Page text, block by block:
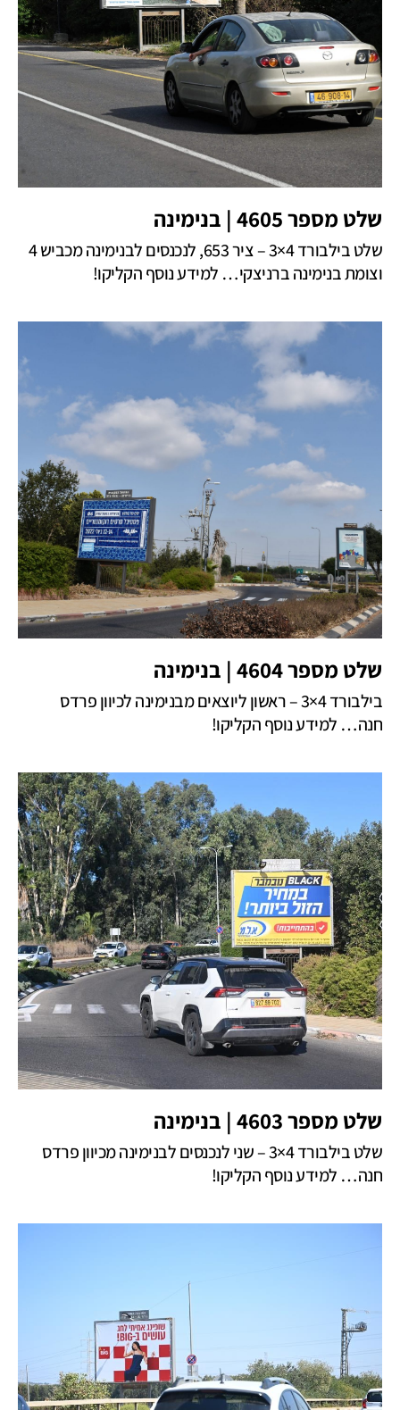
שלט מספר 4605 | בנימינה
שלט בילבורד 4×3 – ציר 653, לנכנסים לבנימינה מכביש 4
וצומת בנימינה ברניצקי… למידע נוסף הקליקו!
שלט מספר 4604 | בנימינה
בילבורד 4×3 – ראשון ליוצאים מבנימינה לכיוון פרדס
חנה… למידע נוסף הקליקו!
שלט מספר 4603 | בנימינה
שלט בילבורד 4×3 – שני לנכנסים לבנימינה מכיוון פרדס
חנה… למידע נוסף הקליקו!